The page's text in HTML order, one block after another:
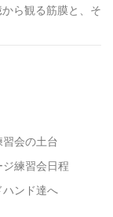
ら観る筋膜と、そ
会の土台
練習会日程
ンド達へ